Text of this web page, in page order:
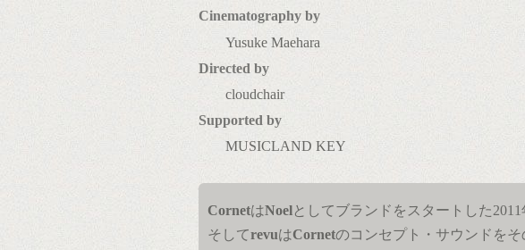
Cinematography by
Yusuke Maehara
Directed by
cloudchair
Supported by
MUSICLAND KEY
CornetはNoelとしてブランドをスタートした
そしてrevuはCornetのコンセプト・サウンドを